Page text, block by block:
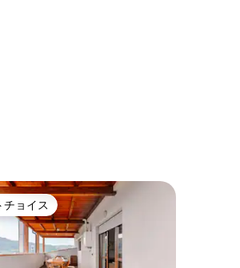
ゲストチョイスです。
チョイス